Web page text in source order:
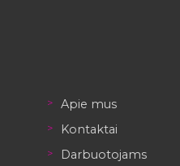
Apie mus
Kontaktai
Darbuotojams